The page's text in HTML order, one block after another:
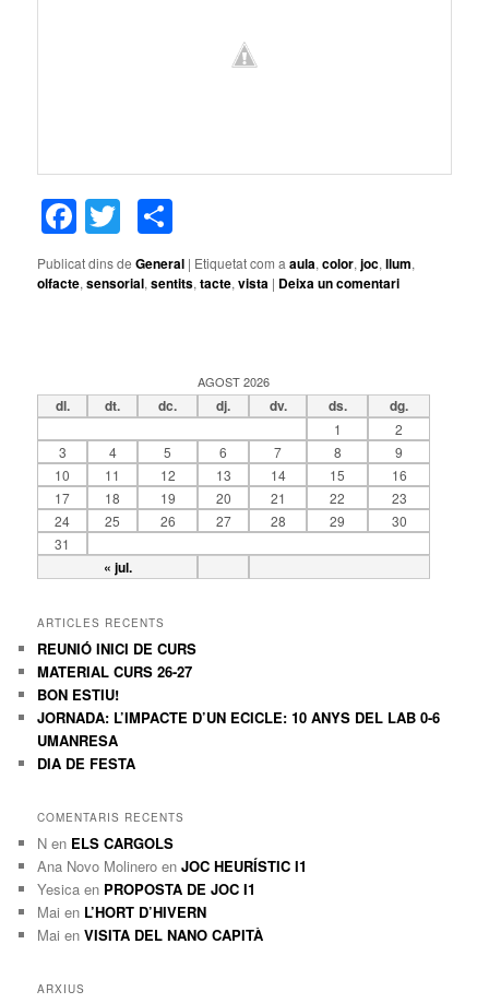
Facebook
Twitter
Publicat dins de General | Etiquetat com a aula,color,joc,llum,
olfacte,sensorial,sentits,tacte,vista | Deixa un comentari
AGOST 2026
dl. dt. dc. dj. dv. ds. dg.
« jul.
1
2
3
4 5 6 7 8
9
10
11 12 13 14 15
16
17
18 19 20 21 22
23
24
25 26 27 28 29
30
31
ARTICLES RECENTS
REUNIÓ INICI DE CURS
MATERIAL CURS 26-27
BON ESTIU!
JORNADA: L’IMPACTE D’UN ECICLE: 10 ANYS DEL LAB 0-6
UMANRESA
DIA DE FESTA
COMENTARIS RECENTS
N en ELS CARGOLS
Ana Novo Molinero enJOC HEURÍSTIC I1
Yesica en PROPOSTA DE JOC I1
Mai en L’HORT D’HIVERN
Mai enVISITA DEL NANO CAPITÀ
ARXIUS